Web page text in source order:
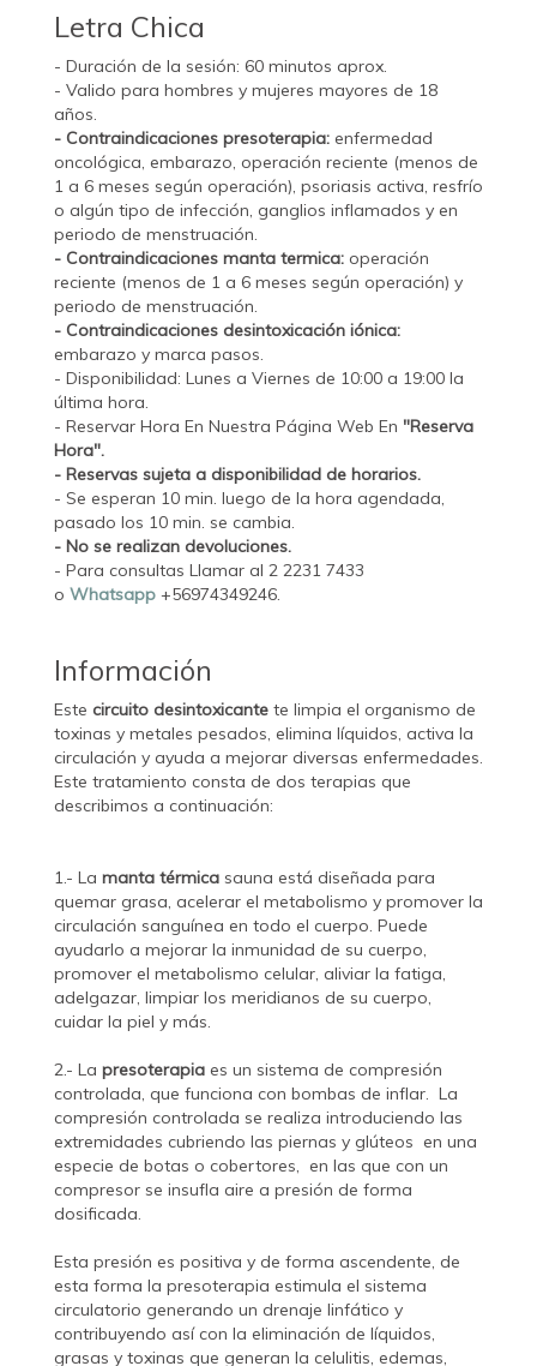
Letra Chica
- Duración de la sesión: 60 minutos aprox.
- Valido para hombres y mujeres mayores de 18
años.
- Contraindicaciones presoterapia: enfermedad
oncológica, embarazo, operación reciente (menos de
1 a 6 meses según operación), psoriasis activa, resfrío
o algún tipo de infección, ganglios inflamados y en
periodo de menstruación.
- Contraindicaciones manta termica: operación
reciente (menos de 1 a 6 meses según operación) y
periodo de menstruación.
- Contraindicaciones desintoxicación iónica:
embarazo y marca pasos.
- Disponibilidad: Lunes a Viernes de 10:00 a 19:00 la
última hora.
- Reservar Hora En Nuestra Página Web En "Reserva
Hora".
- Reservas sujeta a disponibilidad de horarios.
- Se esperan 10 min. luego de la hora agendada,
pasado los 10 min. se cambia.
- No se realizan devoluciones.
- Para consultas Llamar al 2 2231 7433
o Whatsapp +56974349246.
Información
Este circuito desintoxicante te limpia el organismo de
toxinas y metales pesados, elimina líquidos, activa la
circulación y ayuda a mejorar diversas enfermedades.
Este tratamiento consta de dos terapias que
describimos a continuación:
1.- La manta térmica sauna está diseñada para
quemar grasa, acelerar el metabolismo y promover la
circulación sanguínea en todo el cuerpo. Puede
ayudarlo a mejorar la inmunidad de su cuerpo,
promover el metabolismo celular, aliviar la fatiga,
adelgazar, limpiar los meridianos de su cuerpo,
cuidar la piel y más.
2.- La presoterapia es un sistema de compresión
controlada, que funciona con bombas de inflar. La
compresión controlada se realiza introduciendo las
extremidades cubriendo las piernas y glúteos en una
especie de botas o cobertores, en las que con un
compresor se insufla aire a presión de forma
dosificada.
Esta presión es positiva y de forma ascendente, de
esta forma la presoterapia estimula el sistema
circulatorio generando un drenaje linfático y
contribuyendo así con la eliminación de líquidos,
grasas y toxinas que generan la celulitis, edemas,